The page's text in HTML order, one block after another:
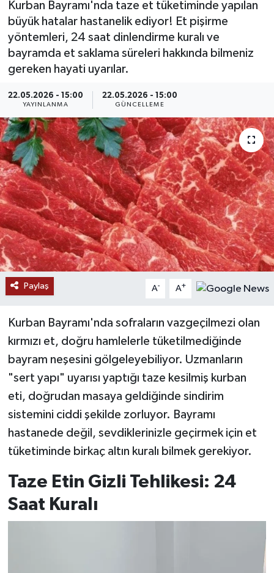
Kurban Bayramı'nda taze et tüketiminde yapılan
büyük hatalar hastanelik ediyor! Et pişirme
yöntemleri, 24 saat dinlendirme kuralı ve
bayramda et saklama süreleri hakkında bilmeniz
gereken hayati uyarılar.
22.05.2026 - 15:00
YAYINLANMA
22.05.2026 - 15:00
GÜNCELLEME
Paylaş A- A+
Kurban Bayramı'nda sofraların vazgeçilmezi olan
kırmızı et, doğru hamlelerle tüketilmediğinde
bayram neşesini gölgeleyebiliyor. Uzmanların
"sert yapı" uyarısı yaptığı taze kesilmiş kurban
eti, doğrudan masaya geldiğinde sindirim
sistemini ciddi şekilde zorluyor. Bayramı
hastanede değil, sevdiklerinizle geçirmek için et
tüketiminde birkaç altın kuralı bilmek gerekiyor.
Taze Etin Gizli Tehlikesi: 24
Saat Kuralı
MAGAZİN
ÖZEL HABER
SAĞLIK
SİYASET
SOSYAL YARDIMLAR
SPONSORLU YAZI
SPOR
TEKNOLOJİ